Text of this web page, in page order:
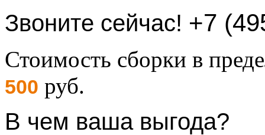
Звоните сейчас! +7
Стоимость сборки в
500 руб.
В чем ваша выгода?